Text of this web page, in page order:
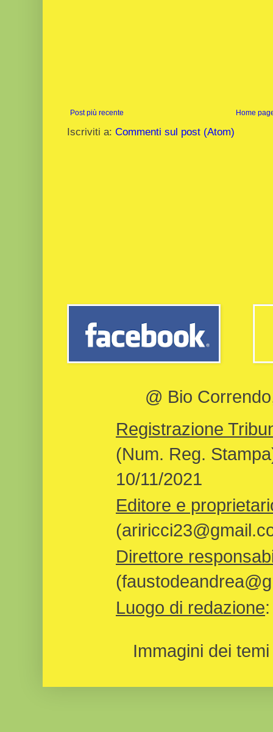
Post più recente Home
Iscriviti a: Commenti sul post (Atom)
@ Bio
Registrazione
(Num. Reg.
10/11/2021
Editore e
Direttore
Luogo di redazione
Immagini dei